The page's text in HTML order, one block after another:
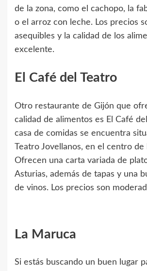
de la zona, como el cachopo, la
o el arroz con leche. Los precios
asequibles y la calidad de los
excelente.
El Café del Teatro
Otro restaurante de Gijón que
calidad de alimentos es El Café
casa de comidas se encuentra
Teatro Jovellanos, en el centro de
Ofrecen una carta variada de
Asturias, además de tapas y una
de vinos. Los precios son
La Maruca
Si estás buscando un buen lugar